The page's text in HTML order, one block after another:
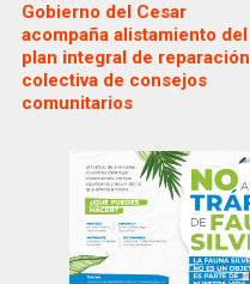
Gobierno del Cesar
acompaña alistamiento del
plan integral de reparación
colectiva de consejos
comunitarios